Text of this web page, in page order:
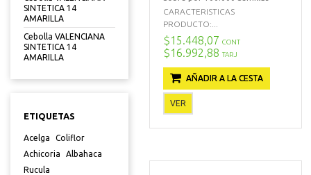
SINTETICA 14
AMARILLA
Cebolla VALENCIANA
SINTETICA 14
AMARILLA
ETIQUETAS
Acelga
Coliflor
Achicoria
Albahaca
Rucula
CARACTERISTICAS
PRODUCTO:...
$15.448,07 CONT
$16.992,88 TARJ
AÑADIR A LA CESTA
VER